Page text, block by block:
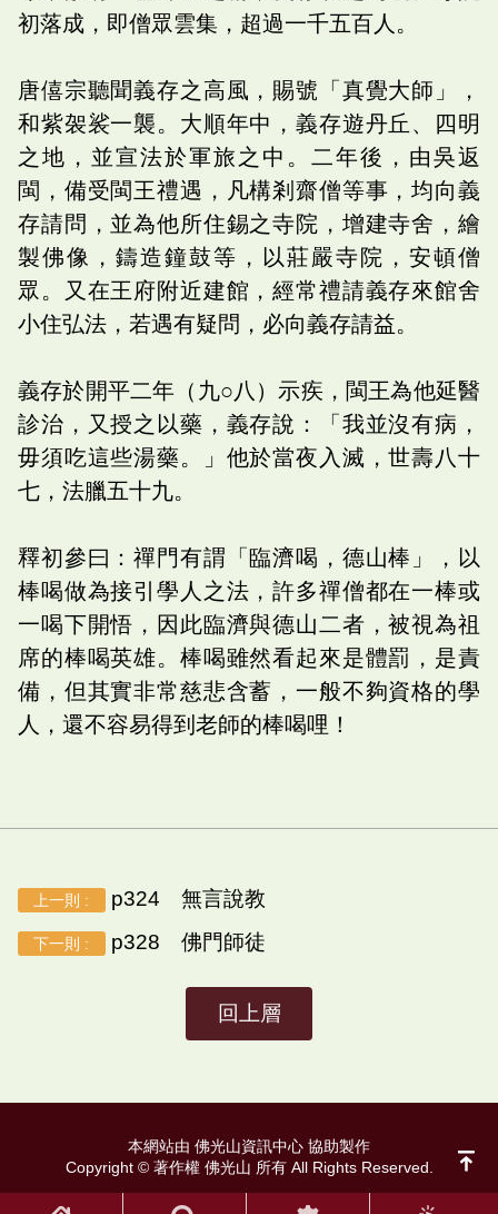
初落成，即僧眾雲集，超過一千五百人。
唐僖宗聽聞義存之高風，賜號「真覺大師」，
和紫袈裟一襲。大順年中，義存遊丹丘、四明
之地，並宣法於軍旅之中。二年後，由吳返
閩，備受閩王禮遇，凡構剎齋僧等事，均向義
存請問，並為他所住錫之寺院，增建寺舍，繪
製佛像，鑄造鐘鼓等，以莊嚴寺院，安頓僧
眾。又在王府附近建館，經常禮請義存來館舍
小住弘法，若遇有疑問，必向義存請益。
義存於開平二年（九○八）示疾，閩王為他延醫
診治，又授之以藥，義存說：「我並沒有病，
毋須吃這些湯藥。」他於當夜入滅，世壽八十
七，法臘五十九。
釋初參曰：禪門有謂「臨濟喝，德山棒」，以
棒喝做為接引學人之法，許多禪僧都在一棒或
一喝下開悟，因此臨濟與德山二者，被視為祖
席的棒喝英雄。棒喝雖然看起來是體罰，是責
備，但其實非常慈悲含蓄，一般不夠資格的學
人，還不容易得到老師的棒喝哩！
上一則 : p324 無言說教
下一則 : p328 佛門師徒
回上層
本網站由 佛光山資訊中心 協助製作
Copyright © 著作權 佛光山 所有 All Rights Reserved.